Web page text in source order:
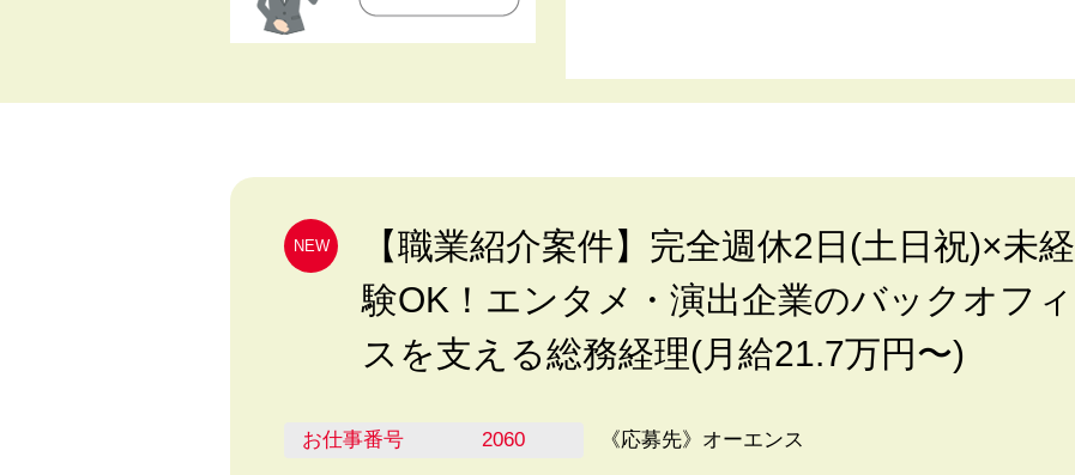
NEW
【職業紹介案件】完全週休2日(土日祝)×未経
験OK！エンタメ・演出企業のバックオフィ
スを支える総務経理(月給21.7万円〜)
お仕事番号 2060 《応募先》オーエンス